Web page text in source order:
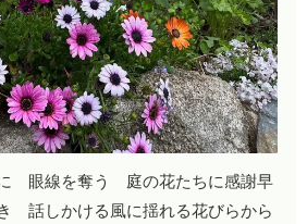
眼線を奪う 庭の花たちに感謝早
話しかける風に揺れる花びらから